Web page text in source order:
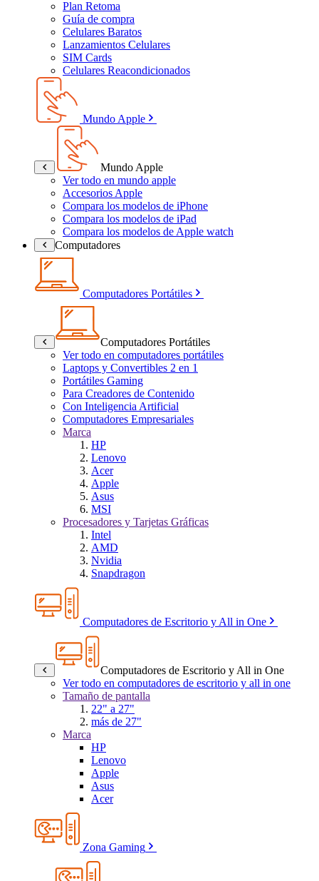
Plan Retoma
Guía de compra
Celulares Baratos
Lanzamientos Celulares
SIM Cards
Celulares Reacondicionados
Mundo Apple
Mundo Apple
Ver todo en mundo apple
Accesorios Apple
Compara los modelos de iPhone
Compara los modelos de iPad
Compara los modelos de Apple watch
Computadores
Computadores Portátiles
Computadores Portátiles
Ver todo en computadores portátiles
Laptops y Convertibles 2 en 1
Portátiles Gaming
Para Creadores de Contenido
Con Inteligencia Artificial
Computadores Empresariales
Marca
HP
Lenovo
Acer
Apple
Asus
MSI
Procesadores y Tarjetas Gráficas
Intel
AMD
Nvidia
Snapdragon
Computadores de Escritorio y All in One
Computadores de Escritorio y All in One
Ver todo en computadores de escritorio y all in one
Tamaño de pantalla
22" a 27"
más de 27"
Marca
HP
Lenovo
Apple
Asus
Acer
Zona Gaming